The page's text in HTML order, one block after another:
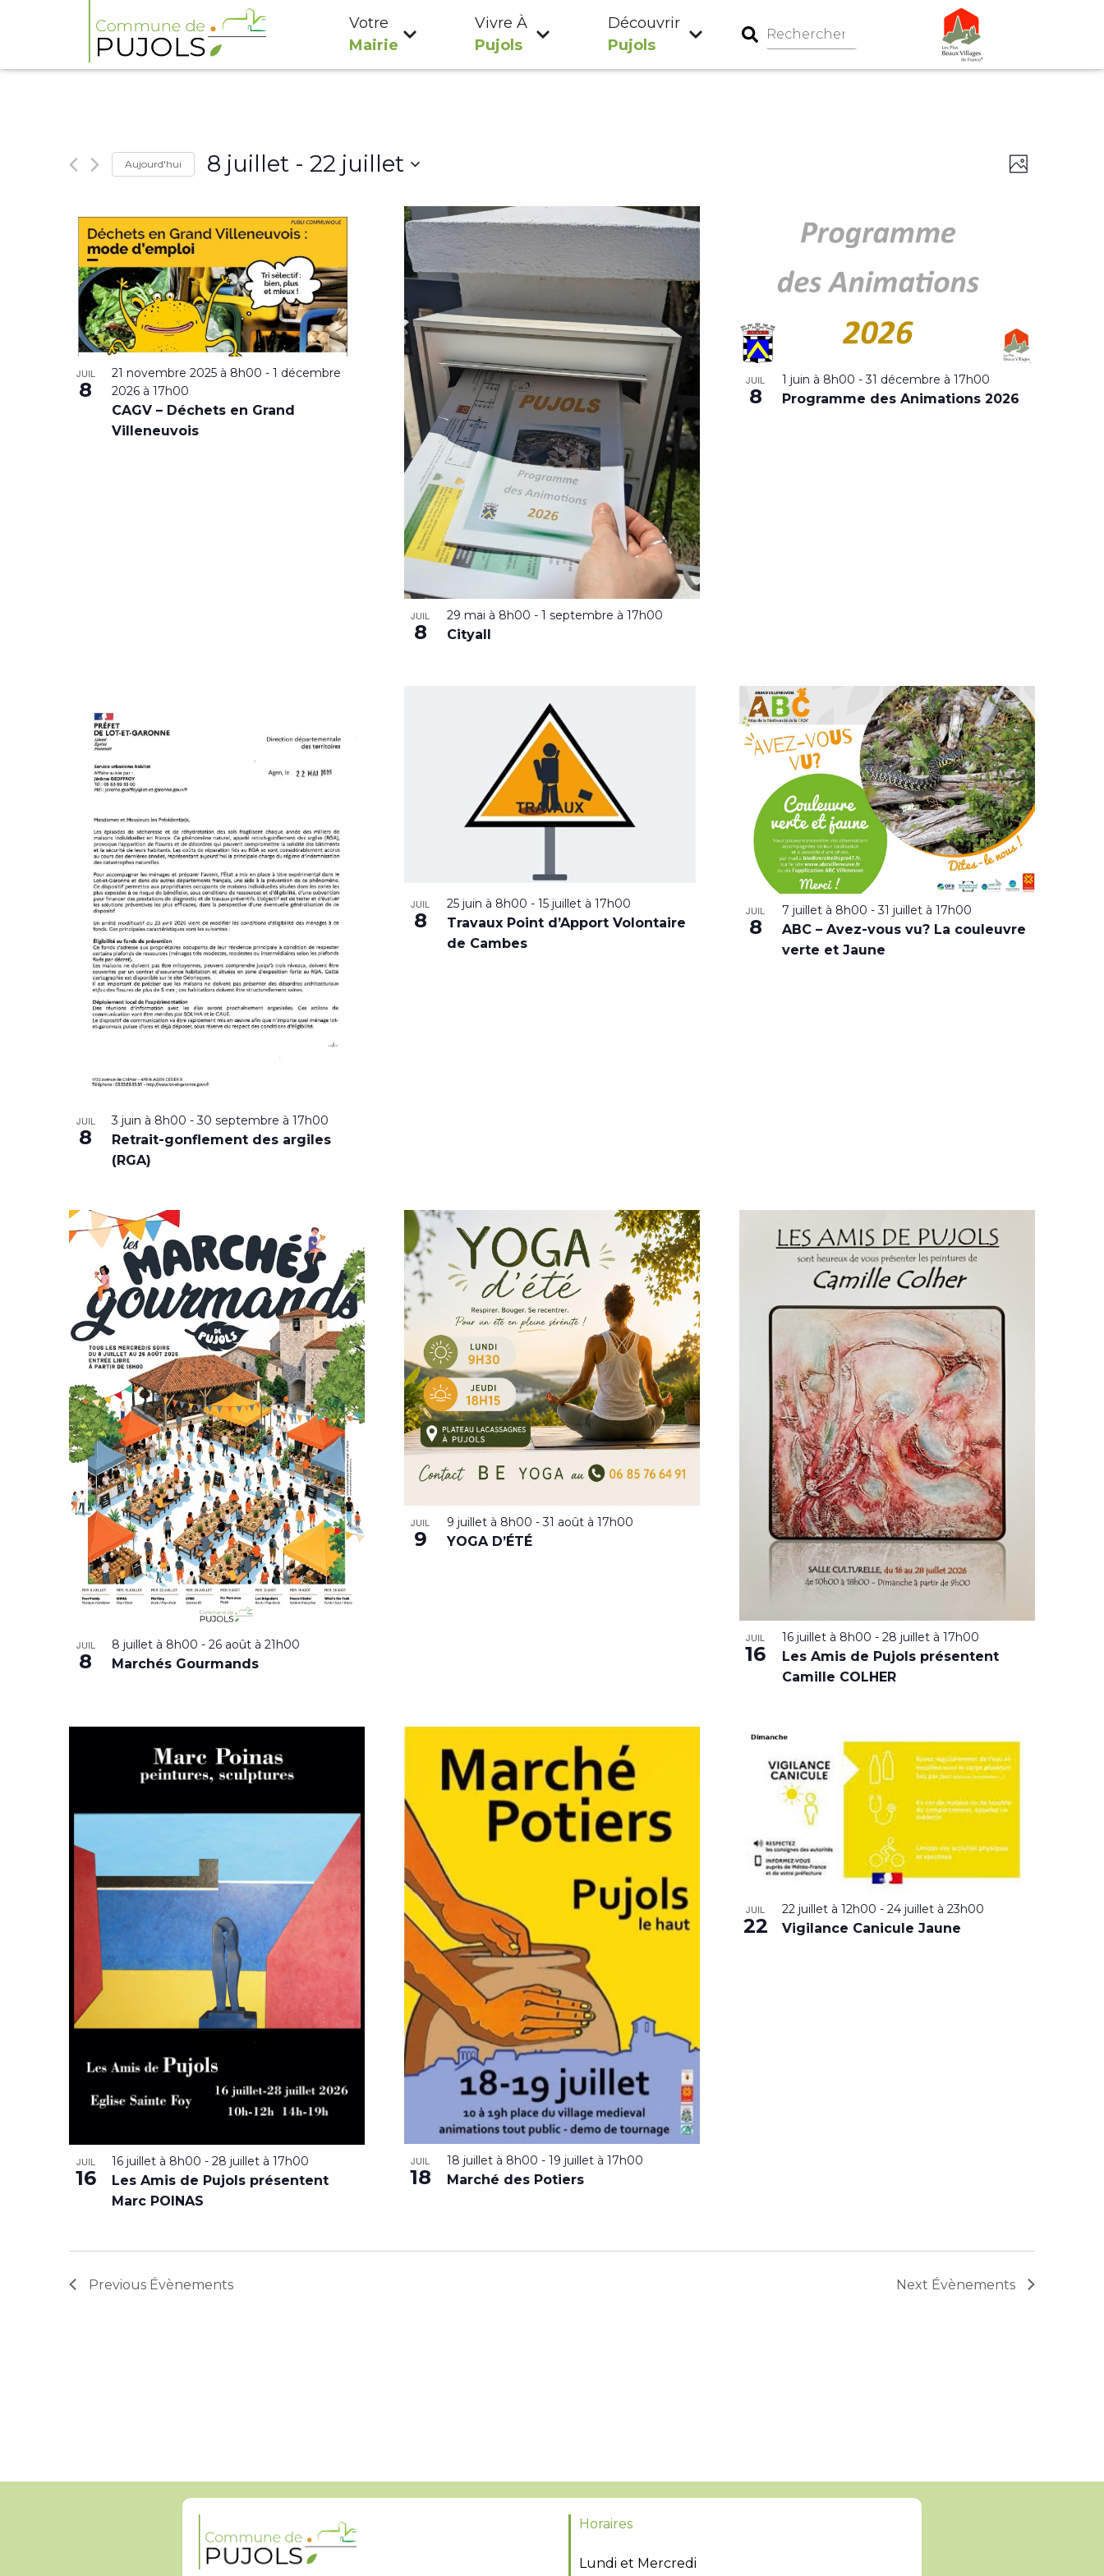
Votre
Mairie
Vivre À
Pujols
Découvrir
Pujols
Navigation
par
de
Photo
Aujourd'hui 8 juillet - 22 juillet
date.
JUIL
8
21 novembre 2025 à 8h00 - 1 décembre
2026 à 17h00
CAGV – Déchets en Grand
Villeneuvois
JUIL
8
29 mai à 8h00 - 1 septembre à 17h00
Cityall
JUIL
8
1 juin à 8h00 -31 décembre à 17h00
Programme des Animations 2026
JUIL
8
3 juin à 8h00 -30 septembre à 17h00
Retrait-gonflement des argiles
(RGA)
JUIL
8
25 juin à 8h00 - 15 juillet à 17h00
Travaux Point d’Apport Volontaire
de Cambes
JUIL
8
7 juillet à 8h00 -31 juillet à 17h00
ABC – Avez-vous vu? La couleuvre
verte et Jaune
JUIL
8
8 juillet à 8h00 - 26 août à 21h00
Marchés Gourmands
JUIL
9
9 juillet à 8h00 -31 août à 17h00
YOGA D’ÉTÉ
JUIL
16
16 juillet à 8h00 - 28 juillet à 17h00
Les Amis de Pujols présentent
Camille COLHER
JUIL
16
16 juillet à 8h00 - 28 juillet à 17h00
Les Amis de Pujols présentent
Marc POINAS
JUIL
18
18 juillet à 8h00 - 19 juillet à 17h00
Marché des Potiers
JUIL
22
22 juillet à 12h00 - 24 juillet à 23h00
Vigilance Canicule Jaune
Previous Évènements Next Évènements
Horaires
Lundi et Mercredi